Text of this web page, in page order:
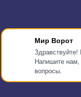
Мир Ворот
Напишите нам,
вопросы.